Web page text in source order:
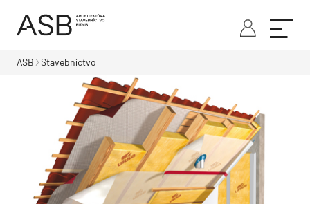
ASB Stavebníctvo